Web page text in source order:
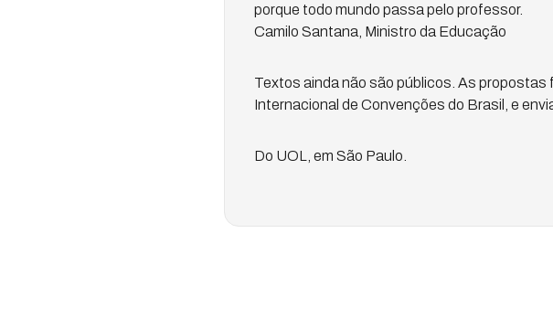
porque todo mundo passa pelo professor.
Camilo Santana, Ministro da Educação
Textos ainda não são públicos. As
Internacional de Convenções do Brasil, e
Do UOL, em São Paulo.